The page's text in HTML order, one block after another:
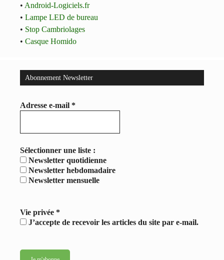
• Android-Logiciels.fr
• Lampe LED de bureau
• Stop Cambriolages
• Casque Homido
Abonnement Newsletter
Adresse e-mail *
Sélectionner une liste :
Newsletter quotidienne
Newsletter hebdomadaire
Newsletter mensuelle
Vie privée *
J’accepte de recevoir les articles du site par e-mail.